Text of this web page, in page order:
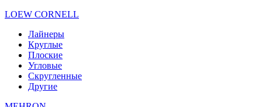
LOEW CORNELL
Лайнеры
Круглые
Плоские
Угловые
Скругленные
Другие